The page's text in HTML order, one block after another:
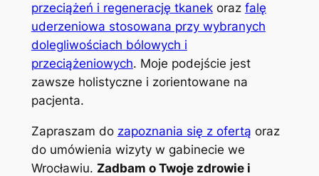
przeciążeń i regenerację tkanekoraz falę
uderzeniowa stosowana przy wybranych
dolegliwościach bólowych i
przeciążeniowych. Moje podejście jest
zawsze holistyczne i zorientowane na
pacjenta.
Zapraszam do zapoznania się z ofertą oraz
do umówienia wizyty w gabinecie we
Wrocławiu. Zadbam o Twoje zdrowie i